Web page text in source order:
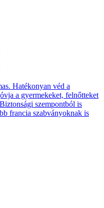
Hatékonyan véd a
a gyermekeket, felnőtteket
szempontból is
francia szabványoknak is